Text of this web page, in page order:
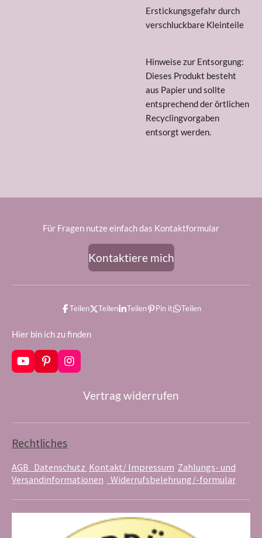
Erstickungsgefahr durch
verschluckbare Kleinteile
Hinweise zur Entsorgung:
Dieses Produkt besteht
aus Papier und sollte
entsprechend der örtlichen
Recyclingvorgaben
entsorgt werden.
Für Fragen nutze einfach das Kontaktformular
Kontaktiere mich
Teilen Teilen Teilen Pin it Teilen
Hier bin ich zu finden
Y
o
P
i
s
t
I
n
Vertrag widerrufen
Rechtliches
AGB Datenschutz Kontakt/ Impressum Zahlungs- und
Versandinformationen
Widerrufsbelehrung/-formular